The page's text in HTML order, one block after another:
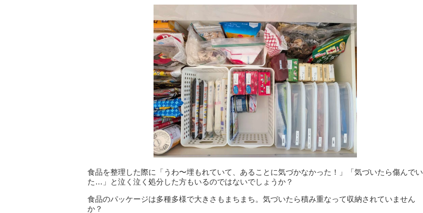
食品を整理した際に「うわ〜埋もれていて、あることに気づかなかった！」「気づいたら傷んでい
た…」と泣く泣く処分した方もいるのではないでしょうか？
食品のパッケージは多種多様で大きさもまちまち。気づいたら積み重なって収納されていません
か？